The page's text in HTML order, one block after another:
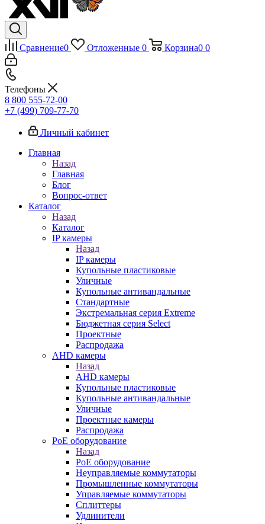
Сравнение0 Отложенные 0 Корзина0 0
Телефоны
8 800 555-72-00
+7 (499) 709-77-70
Личный кабинет
Главная
Назад
Главная
Блог
Вопрос-ответ
Каталог
Назад
Каталог
IP камеры
Назад
IP камеры
Купольные пластиковые
Уличные
Купольные антивандальные
Стандартные
Экстремальная серия Extreme
Бюджетная серия Select
Проектные
Распродажа
AHD камеры
Назад
AHD камеры
Купольные пластиковые
Купольные антивандальные
Уличные
Проектные камеры
Распродажа
PoE оборудование
Назад
PoE оборудование
Неуправляемые коммутаторы
Промышленные коммутаторы
Управляемые коммутаторы
Сплиттеры
Удлинители